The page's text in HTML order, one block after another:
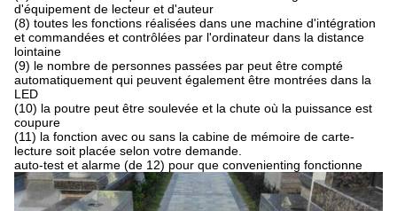
d'équipement de lecteur et d'auteur
(8) toutes les fonctions réalisées dans une machine d'intégration
et commandées et contrôlées par l'ordinateur dans la distance
lointaine
(9) le nombre de personnes passées par peut être compté
automatiquement qui peuvent également être montrées dans la
LED
(10) la poutre peut être soulevée et la chute où la puissance est
coupure
(11) la fonction avec ou sans la cabine de mémoire de carte-
lecture soit placée selon votre demande.
auto-test et alarme (de 12) pour que convenienting fonctionne